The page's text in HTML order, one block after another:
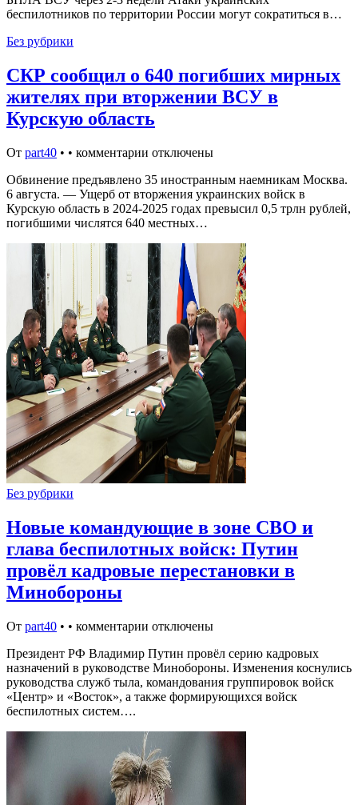
беспилотников по территории России могут сократиться в…
Без рубрики
СКР сообщил о 640 погибших мирных
жителях при вторжении ВСУ в
Курскую область
От part40 • • комментарии отключены
Обвинение предъявлено 35 иностранным наемникам Москва.
6 августа. — Ущерб от вторжения украинских войск в
Курскую область в 2024-2025 годах превысил 0,5 трлн рублей,
погибшими числятся 640 местных…
Без рубрики
Новые командующие в зоне СВО и
глава беспилотных войск: Путин
провёл кадровые перестановки в
Минобороны
От part40 • • комментарии отключены
Президент РФ Владимир Путин провёл серию кадровых
назначений в руководстве Минобороны. Изменения коснулись
руководства служб тыла, командования группировок войск
«Центр» и «Восток», а также формирующихся войск
беспилотных систем….